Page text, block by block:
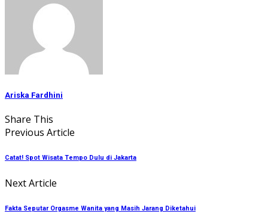
Ariska Fardhini
Share This
Previous Article
Catat! Spot Wisata Tempo Dulu di Jakarta
Next Article
Fakta Seputar Orgasme Wanita yang Masih Jarang Diketahui